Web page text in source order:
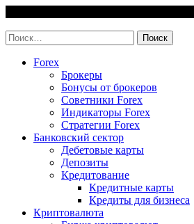
content
Найти:
Forex
Брокеры
Бонусы от брокеров
Советники Forex
Индикаторы Forex
Стратегии Forex
Банковский сектор
Дебетовые карты
Депозиты
Кредитование
Кредитные карты
Кредиты для бизнеса
Криптовалюта